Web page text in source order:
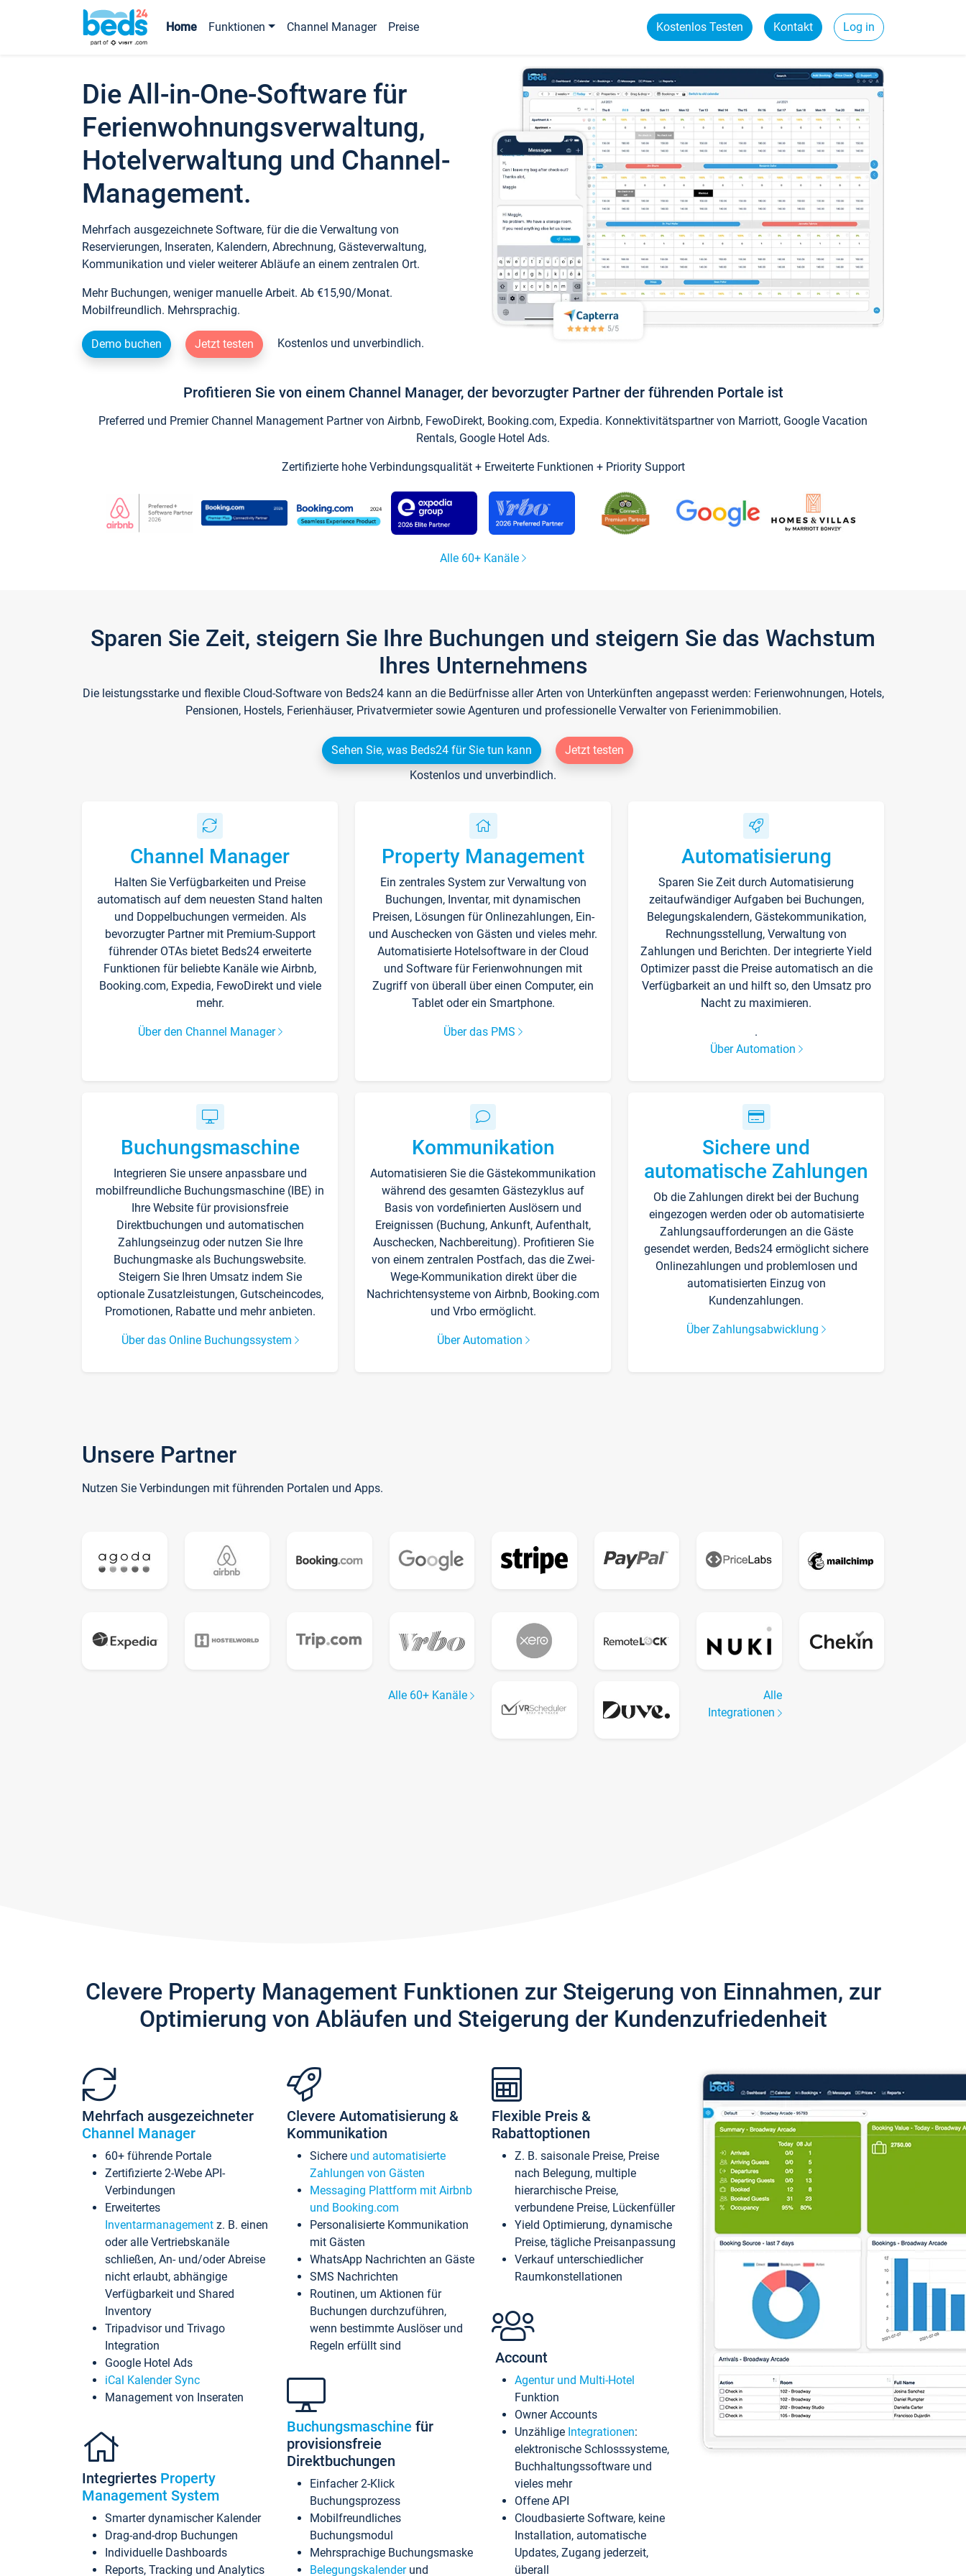
Home Funktionen Channel Manager Preise Kostenlos Testen Kontakt Log in
Die All-in-One-Software für
Ferienwohnungsverwaltung,
Hotelverwaltung und Channel-
Management.
Mehrfach ausgezeichnete Software, für die die Verwaltung von
Reservierungen, Inseraten, Kalendern, Abrechnung, Gästeverwaltung,
Kommunikation und vieler weiterer Abläufe an einem zentralen Ort.
Mehr Buchungen, weniger manuelle Arbeit. Ab €15,90/Monat.
Mobilfreundlich. Mehrsprachig.
Demo buchen Jetzt testen Kostenlos und unverbindlich.
Profitieren Sie von einem Channel Manager, der bevorzugter Partner der führenden Portale ist
Preferred und Premier Channel Management Partner von Airbnb, FewoDirekt, Booking.com, Expedia. Konnektivitätspartner von Marriott, Google Vacation
Rentals, Google Hotel Ads.
Zertifizierte hohe Verbindungsqualität + Erweiterte Funktionen + Priority Support
Alle 60+ Kanäle
Sparen Sie Zeit, steigern Sie Ihre Buchungen und steigern Sie das Wachstum
Ihres Unternehmens
Die leistungsstarke und flexible Cloud-Software von Beds24 kann an die Bedürfnisse aller Arten von Unterkünften angepasst werden: Ferienwohnungen, Hotels,
Pensionen, Hostels, Ferienhäuser, Privatvermieter sowie Agenturen und professionelle Verwalter von Ferienimmobilien.
Sehen Sie, was Beds24 für Sie tun kann
Jetzt testen
Kostenlos und unverbindlich.
Channel Manager
Halten Sie Verfügbarkeiten und Preise
automatisch auf dem neuesten Stand halten
und Doppelbuchungen vermeiden. Als
bevorzugter Partner mit Premium-Support
führender OTAs bietet Beds24 erweiterte
Funktionen für beliebte Kanäle wie Airbnb,
Booking.com, Expedia, FewoDirekt und viele
mehr.
Über den Channel Manager
Property Management
Ein zentrales System zur Verwaltung von
Buchungen, Inventar, mit dynamischen
Preisen, Lösungen für Onlinezahlungen, Ein-
und Auschecken von Gästen und vieles mehr.
Automatisierte Hotelsoftware in der Cloud
und Software für Ferienwohnungen mit
Zugriff von überall über einen Computer, ein
Tablet oder ein Smartphone.
Über das PMS
Automatisierung
Sparen Sie Zeit durch Automatisierung
zeitaufwändiger Aufgaben bei Buchungen,
Belegungskalendern, Gästekommunikation,
Rechnungsstellung, Verwaltung von
Zahlungen und Berichten. Der integrierte Yield
Optimizer passt die Preise automatisch an die
Verfügbarkeit an und hilft so, den Umsatz pro
Nacht zu maximieren.
.
Über Automation
Buchungsmaschine
Integrieren Sie unsere anpassbare und
mobilfreundliche Buchungsmaschine (IBE) in
Ihre Website für provisionsfreie
Direktbuchungen und automatischen
Zahlungseinzug oder nutzen Sie Ihre
Buchungmaske als Buchungswebsite.
Steigern Sie Ihren Umsatz indem Sie
optionale Zusatzleistungen, Gutscheincodes,
Promotionen, Rabatte und mehr anbieten.
Über das Online Buchungssystem
Kommunikation
Automatisieren Sie die Gästekommunikation
während des gesamten Gästezyklus auf
Basis von vordefinierten Auslösern und
Ereignissen (Buchung, Ankunft, Aufenthalt,
Auschecken, Nachbereitung). Profitieren Sie
von einem zentralen Postfach, das die Zwei-
Wege-Kommunikation direkt über die
Nachrichtensysteme von Airbnb, Booking.com
und Vrbo ermöglicht.
Über Automation
Sichere und
automatische Zahlungen
Ob die Zahlungen direkt bei der Buchung
eingezogen werden oder ob automatisierte
Zahlungsaufforderungen an die Gäste
gesendet werden, Beds24 ermöglicht sichere
Onlinezahlungen und problemlosen und
automatisierten Einzug von
Kundenzahlungen.
Über Zahlungsabwicklung
Unsere Partner
Nutzen Sie Verbindungen mit führenden Portalen und Apps.
Alle 60+ Kanäle
Alle
Integrationen
Clevere Property Management Funktionen zur Steigerung von Einnahmen, zur
Optimierung von Abläufen und Steigerung der Kundenzufriedenheit
Mehrfach ausgezeichneter
Channel Manager
60+ führende Portale
Zertifizierte 2-Webe API-
Verbindungen
Erweitertes
Inventarmanagement z. B. einen
oder alle Vertriebskanäle
schließen, An- und/oder Abreise
nicht erlaubt, abhängige
Verfügbarkeit und Shared
Inventory
Tripadvisor und Trivago
Integration
Google Hotel Ads
iCal Kalender Sync
Management von Inseraten
Integriertes Property
Management System
Smarter dynamischer Kalender
Drag-and-drop Buchungen
Individuelle Dashboards
Reports, Tracking und Analytics
Clevere Automatisierung &
Kommunikation
Sichere und automatisierte
Zahlungen von Gästen
Messaging Plattform mit Airbnb
und Booking.com
Personalisierte Kommunikation
mit Gästen
WhatsApp Nachrichten an Gäste
SMS Nachrichten
Routinen, um Aktionen für
Buchungen durchzuführen,
wenn bestimmte Auslöser und
Regeln erfüllt sind
Buchungsmaschine für
provisionsfreie
Direktbuchungen
Einfacher 2-Klick
Buchungsprozess
Mobilfreundliches
Buchungsmodul
Mehrsprachige Buchungsmaske
Belegungskalenderund
Flexible Preis &
Rabattoptionen
Z. B. saisonale Preise, Preise
nach Belegung, multiple
hierarchische Preise,
verbundene Preise, Lückenfüller
Yield Optimierung, dynamische
Preise, tägliche Preisanpassung
Verkauf unterschiedlicher
Raumkonstellationen
Account
Agentur und Multi-Hotel
Funktion
Owner Accounts
Unzählige Integrationen:
elektronische Schlosssysteme,
Buchhaltungssoftware und
vieles mehr
Offene API
Cloudbasierte Software, keine
Installation, automatische
Updates, Zugang jederzeit,
überall